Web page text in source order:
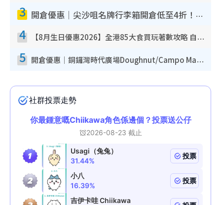
3 開倉優惠｜尖沙咀名牌行李箱開倉低至4折！一連5日 American Tourister/ace./Hallmark $200起！
4 【8月生日優惠2026】全港85大食買玩著數攻略 自助餐/火鍋放題同行免費＋誠品/DONKI送現金券
5 開倉優惠｜銅鑼灣時代廣場Doughnut/Campo Marzio開倉低至1折！背囊、書包、手袋劈價$200起